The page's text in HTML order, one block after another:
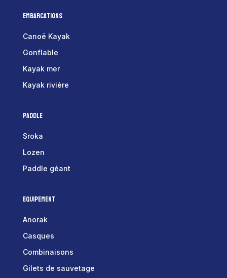
Embarcations
Canoë Kayak
Gonflable
Kayak mer
Kayak rivière
Paddle
Sroka
Lozen
Paddle géant
Equipement
Anorak
Casques
Combinaisons
Gilets de sauvetage